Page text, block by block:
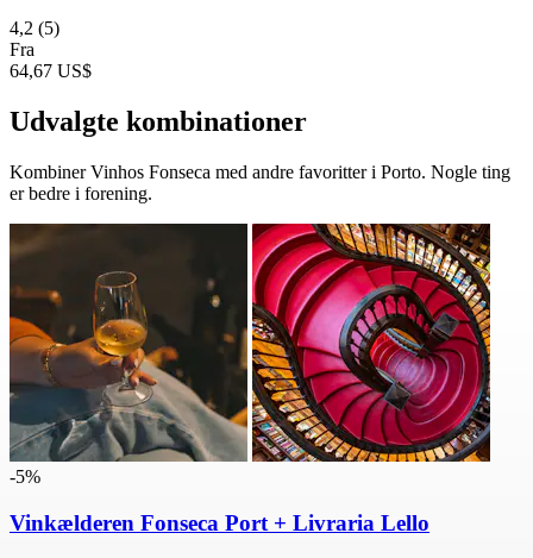
4,2 (5)
Fra
64,67 US$
Udvalgte kombinationer
Kombiner Vinhos Fonseca med andre favoritter i Porto. Nogle ting
er bedre i forening.
-5%
Vinkælderen Fonseca Port + Livraria Lello